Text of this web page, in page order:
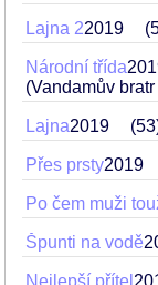
Lajna 22019
Národní třída
(Vandamův
Lajna2019 53
Přes prsty2019
Po čem muži
Špunti na vodě
Nejlepší přítel